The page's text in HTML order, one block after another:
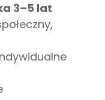
3–5 lat